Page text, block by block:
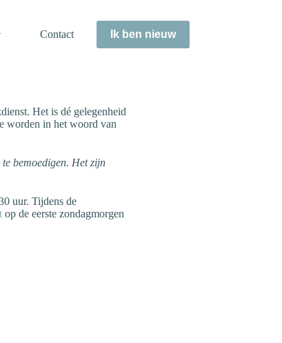
Contact Ik ben nieuw
Het is dé gelegenheid
worden in het woord van
bemoedigen. Het zijn
uur. Tijdens de
op de eerste zondagmorgen